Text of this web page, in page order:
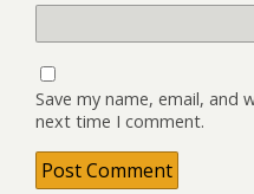
Save my name, email, and
next time I comment.